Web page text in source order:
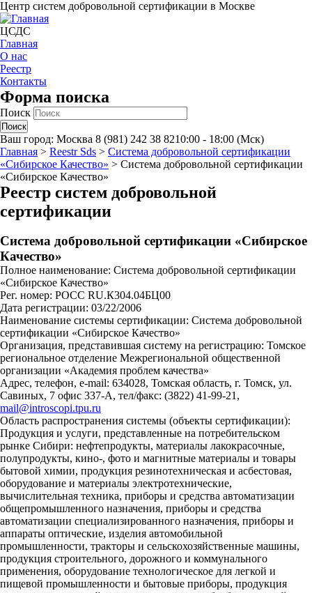
Центр систем добровольной сертификации в Москве
ЦСДС
Главная
О нас
Реестр
Контакты
Форма поиска
Поиск
Ваш город: Москва 8 (981) 242 38 8210:00 - 18:00 (Мск)
Главная > Reestr Sds > Система добровольной сертификации
«Сибирское Качество» > Система добровольной сертификации
«Сибирское Качество»
Реестр систем добровольной
сертификации
Система добровольной сертификации «Сибирское
Качество»
Полное наименование: Система добровольной сертификации
«Сибирское Качество»
Рег. номер: РОСС RU.К304.04БЦ00
Дата регистрации: 03/22/2006
Наименование системы сертификации: Система добровольной
сертификации «Сибирское Качество»
Организация, представившая систему на регистрацию: Томское
региональное отделение Межрегиональной общественной
организации «Академия проблем качества»
Адрес, телефон, e-mail: 634028, Томская область, г. Томск, ул.
Савиных, 7 офис 337-А, тел/факс: (3822) 41-99-21,
mail@introscopi.tpu.ru
Область распространения системы (объекты сертификации):
Продукция и услуги, представленные на потребительском
рынке Сибири: нефтепродукты, материалы лакокрасочные,
полупродукты, кино-, фото и магнитные материалы и товары
бытовой химии, продукция резинотехническая и асбестовая,
оборудование и материалы электротехнические,
вычислительная техника, приборы и средства автоматизации
общепромышленного назначения, приборы и средства
автоматизации специализированного назначения, приборы и
аппараты оптические, изделия автомобильной
промышленности, тракторы и сельскохозяйственные машины,
продукция строительного, дорожного и коммунального
применения, оборудование технологическое для легкой и
пищевой промышленности и бытовые приборы, продукция